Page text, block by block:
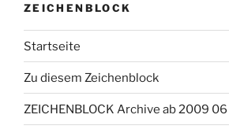
ZEICHENBLOCK
Startseite
Zu diesem Zeichenblock
ZEICHENBLOCK Archive ab 2009 06